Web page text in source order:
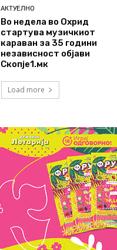
АКТУЕЛНО
Во недела во Охрид
стартува музичкиот
караван за 35 години
независност објави
Скопје1.мк
Load more